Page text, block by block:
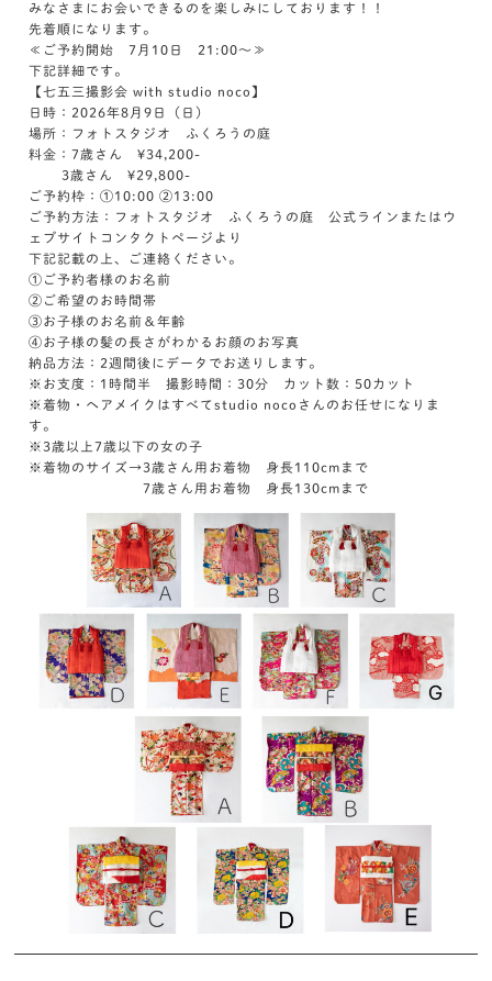
みなさまにお会いできるのを楽しみにしております！！
先着順になります。
≪ご予約開始 7月10日 21:00～≫
下記詳細です。
【七五三撮影会 with studio noco】
日時：2026年8月9日（日）
場所：フォトスタジオ ふくろうの庭
料金：7歳さん ¥34,200-
3歳さん ¥29,800-
ご予約枠：①10:00 ②13:00
ご予約方法：フォトスタジオ ふくろうの庭 公式ラインまたはウ
ェブサイトコンタクトページより
下記記載の上、ご連絡ください。
①ご予約者様のお名前
②ご希望のお時間帯
③お子様のお名前＆年齢
④お子様の髪の長さがわかるお顔のお写真
納品方法：2週間後にデータでお送りします。
※お支度：1時間半 撮影時間：30分 カット数：50カット
※着物・ヘアメイクはすべてstudio nocoさんのお任せになりま
す。
※3歳以上7歳以下の女の子
※着物のサイズ→3歳さん用お着物 身長110cmまで
7歳さん用お着物 身長130cmまで